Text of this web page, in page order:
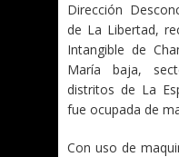
Dirección
de La Libertad,
Intangible de
María baja,
distritos de La
fue ocupada de
Con uso de